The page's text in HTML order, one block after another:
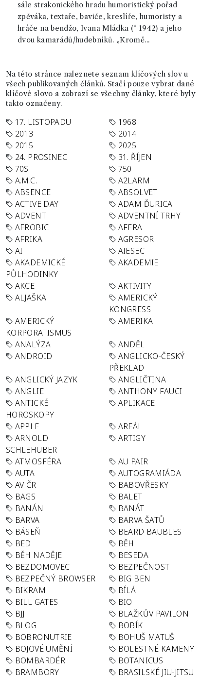
sále strakonického hradu humoristický pořad
zpěváka, textaře, baviče, kreslíře, humoristy a
hráče na bendžo, Ivana Mládka (* 1942) a jeho
dvou kamarádů/hudebníků. „Kromě...
Na této stránce naleznete seznam klíčových slov u
všech publikovaných článků. Stačí pouze vybrat dané
klíčové slovo a zobrazí se všechny články, které byly
takto označeny.
17. LISTOPADU
1968
2013
2014
2015
2025
24. PROSINEC
31. ŘÍJEN
70S
750
A.M.C.
A2LARM
ABSENCE
ABSOLVET
ACTIVE DAY
ADAM ĎURICA
ADVENT
ADVENTNÍ TRHY
AEROBIC
AFERA
AFRIKA
AGRESOR
AI
AIESEC
AKADEMICKÉ
PŮLHODINKY
AKADEMIE
AKCE
AKTIVITY
ALJAŠKA
AMERICKÝ
KONGRESS
AMERICKÝ
KORPORATISMUS
AMERIKA
ANALÝZA
ANDĚL
ANDROID
ANGLICKO-ČESKÝ
PŘEKLAD
ANGLICKÝ JAZYK
ANGLIČTINA
ANGLIE
ANTHONY FAUCI
ANTICKÉ
HOROSKOPY
APLIKACE
APPLE
AREÁL
ARNOLD
SCHLEHUBER
ARTIGY
ATMOSFÉRA
AU PAIR
AUTA
AUTOGRAMIÁDA
AV ČR
BABOVŘESKY
BAGS
BALET
BANÁN
BANÁT
BARVA
BARVA ŠATŮ
BÁSEŇ
BEARD BAUBLES
BED
BĚH
BĚH NADĚJE
BESEDA
BEZDOMOVEC
BEZPEČNOST
BEZPEČNÝ BROWSER
BIG BEN
BIKRAM
BÍLÁ
BILL GATES
BIO
BJJ
BLAŽKŮV PAVILON
BLOG
BOBÍK
BOBRONUTRIE
BOHUŠ MATUŠ
BOJOVÉ UMĚNÍ
BOLESTNÉ KAMENY
BOMBARDÉR
BOTANICUS
BRAMBORY
BRASILSKÉ JIU-JITSU